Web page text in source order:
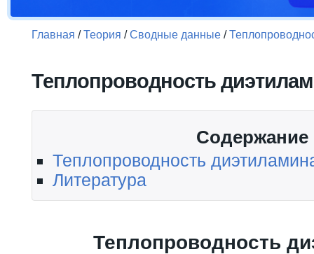
Главная /Теория /Сводные данные /
Теплопроводность
Содержание
Теплопроводность
Литература
Теплопроводность